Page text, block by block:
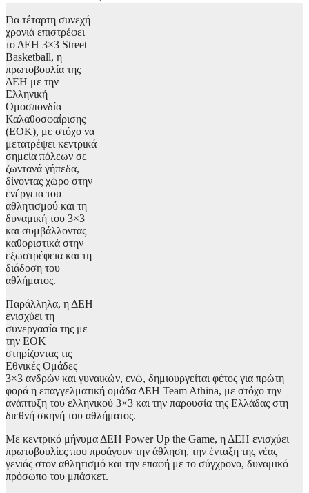
Για τέταρτη συνεχή
χρονιά επιστρέφει
το ΔΕΗ 3×3 Street
Basketball, η
πρωτοβουλία της
ΔΕΗ με την
Ελληνική
Ομοσπονδία
Καλαθοσφαίρισης
(ΕΟΚ), με στόχο να
μετατρέψει κεντρικά
σημεία πόλεων σε
ζωντανά γήπεδα,
δίνοντας χώρο στην
ενέργεια του
αθλητισμού και τη
δυναμική του 3×3
και συμβάλλοντας
καθοριστικά στην
εξωστρέφεια και τη
διάδοση του
αθλήματος.
Παράλληλα, η ΔΕΗ
ενισχύει τη
συνεργασία της με
την ΕΟΚ
στηρίζοντας τις
Εθνικές Ομάδες
3×3 ανδρών και γυναικών, ενώ, δημιουργείται φέτος για πρώτη
φορά η επαγγελματική ομάδα ΔΕΗ Team Athina, με στόχο την
ανάπτυξη του ελληνικού 3×3 και την παρουσία της Ελλάδας στη
διεθνή σκηνή του αθλήματος.
Με κεντρικό μήνυμα ΔΕΗ Power Up the Game, η ΔΕΗ ενισχύει
πρωτοβουλίες που προάγουν την άθληση, την ένταξη της νέας
γενιάς στον αθλητισμό και την επαφή με το σύγχρονο, δυναμικό
πρόσωπο του μπάσκετ.